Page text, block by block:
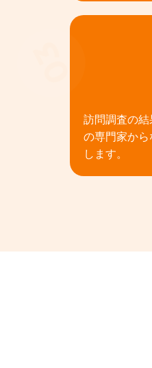
訪問調査の
の専門家か
します。